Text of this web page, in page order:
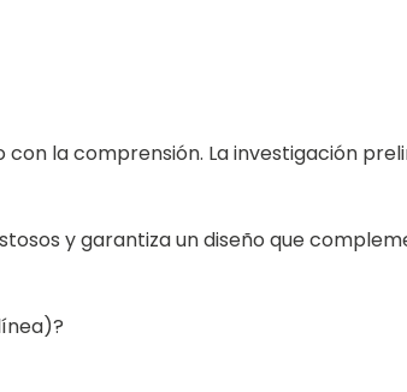
la comprensión. La investigación
y garantiza un diseño que